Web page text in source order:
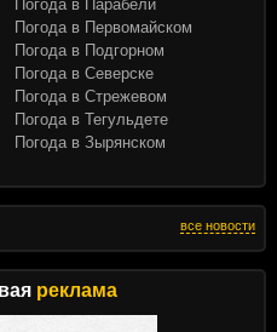
все новости
реклама
Погода в Парабели
Погода в Первомайском
Погода в Подгорном
Погода в Северске
Погода в Стрежевом
Погода в Тегульдете
Погода в Зырянском